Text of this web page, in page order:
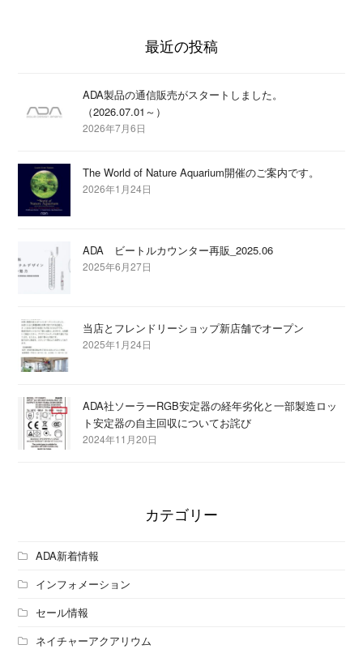
最近の投稿
ADA製品の通信販売がスタートしました。
（2026.07.01～）
2026年7月6日
The World of Nature Aquarium開催のご案内です。
2026年1月24日
ADA ビートルカウンター再販_2025.06
2025年6月27日
当店とフレンドリーショップ新店舗でオープン
2025年1月24日
ADA社ソーラーRGB安定器の経年劣化と一部製造ロッ
ト安定器の自主回収についてお詫び
2024年11月20日
カテゴリー
ADA新着情報
インフォメーション
セール情報
ネイチャーアクアリウム